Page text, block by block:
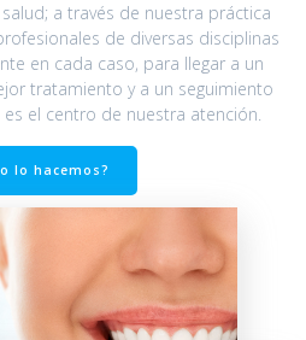
a través de nuestra práctica
de diversas disciplinas
en cada caso, para llegar a un
tratamiento y a un seguimiento
el centro de nuestra atención.
lo hacemos?